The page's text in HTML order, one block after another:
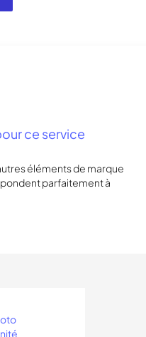
ce service
éléments de marque
parfaitement à